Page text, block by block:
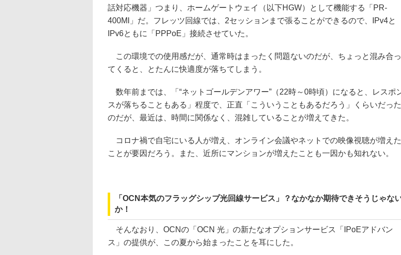
話対応機器」つまり、ホームゲートウェイ（以下HGW）として機能する「PR-
400MI」だ。フレッツ回線では、2セッションまで張ることができるので、IPv4と
IPv6ともに「PPPoE」接続させていた。
この環境での使用感だが、通常時はまったく問題ないのだが、ちょっと混み合っ
てくると、とたんに快適度が落ちてしまう。
数年前までは、「“ネットゴールデンアワー”（22時～0時頃）になると、レスポ
スが落ちることもある」程度で、正直「こういうこともあるだろう」くらいだった
のだが、最近は、時間に関係なく、混雑していることが増えてきた。
コロナ禍で自宅にいる人が増え、オンライン会議やネットでの映像視聴が増えた
ことが要因だろう。また、近所にマンションが増えたことも一因かも知れない。
「OCN本気のフラッグシップ光回線サービス」？なかなか期待できそうじゃな
か！
そんなおり、OCNの「OCN 光」の新たなオプションサービス「IPoEアドバン
ス」の提供が、この夏から始まったことを耳にした。